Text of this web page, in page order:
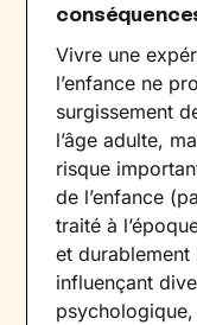
Vivre une
l’enfance ne
surgissement
l’âge adulte,
risque
de l’enfance
traité à
et durablement
influençant
psychologique,